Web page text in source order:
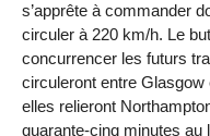
s’apprête à commander
circuler à 220 km/h. Le
concurrencer les futurs
circuleront entre
elles relieront
quarante-cinq minutes au